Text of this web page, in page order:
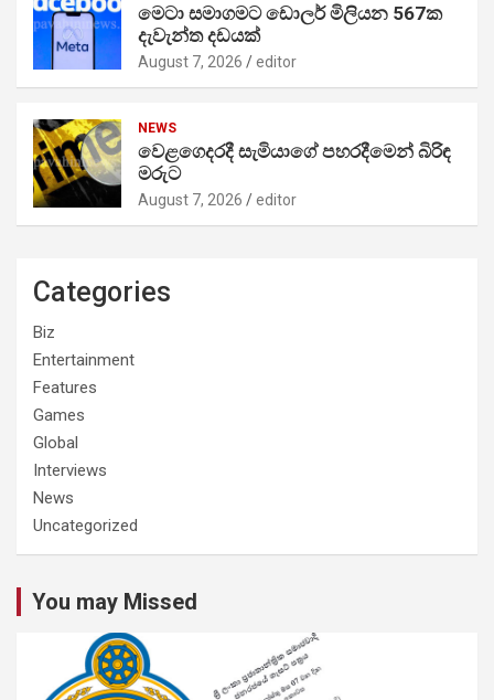
මෙටා සමාගමට ඩොලර් මිලියන 567ක
දැවැන්ත දඩයක්
August 7, 2026 editor
NEWS
වෙළගෙදරදී සැමියාගේ පහරදීමෙන් බිරිඳ
මරුට
August 7, 2026 editor
Categories
Biz
Entertainment
Features
Games
Global
Interviews
News
Uncategorized
You may Missed